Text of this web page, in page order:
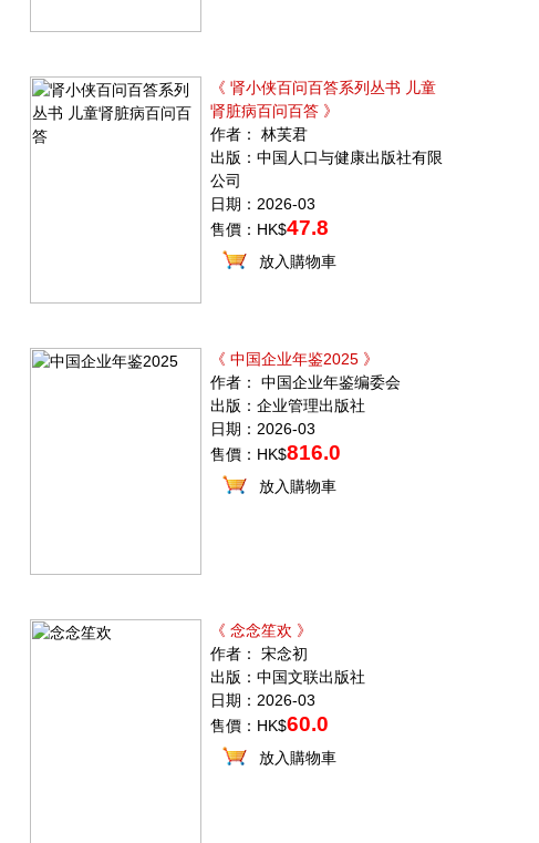
《 肾小侠百问百答系列丛书 儿童
肾脏病百问百答 》
作者： 林芙君
出版：中国人口与健康出版社有限
公司
日期：2026-03
售價：HK$47.8
放入購物車
《 中国企业年鉴2025 》
作者： 中国企业年鉴编委会
出版：企业管理出版社
日期：2026-03
售價：HK$816.0
放入購物車
《 念念笙欢 》
作者： 宋念初
出版：中国文联出版社
日期：2026-03
售價：HK$60.0
放入購物車